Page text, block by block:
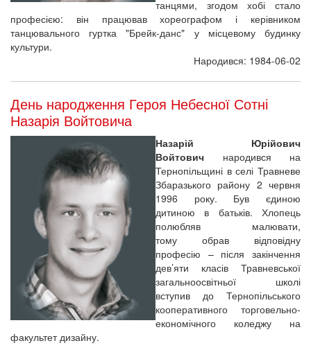
танцями, згодом хобі стало
професією: він працював хореографом і керівником
танцювального гуртка "Брейк-данс" у місцевому будинку
культури.
Народився: 1984-06-02
День народження Героя Небесної Сотні
Назарія Войтовича
Назарій Юрійович
Войтович народився на
Тернопільщині в селі Травневе
Збаразького району 2 червня
1996 року. Був єдиною
дитиною в батьків. Хлопець
полюбляв малювати,
тому обрав відповідну
професію – після закінчення
дев’яти класів Травневської
загальноосвітньої школі
вступив до Тернопільського
кооперативного торговельно-
економічного коледжу на
факультет дизайну.